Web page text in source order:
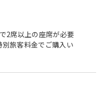
2席以上の座席が必要
旅客料金でご購入い